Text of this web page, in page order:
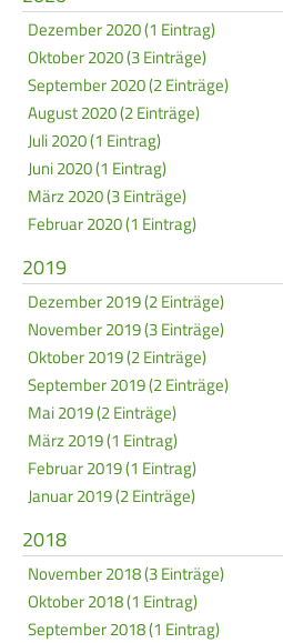
Dezember 2020 (1 Eintrag)
Oktober 2020 (3 Einträge)
September 2020 (2 Einträge)
August 2020 (2 Einträge)
Juli 2020 (1 Eintrag)
Juni 2020 (1 Eintrag)
März 2020 (3 Einträge)
Februar 2020 (1 Eintrag)
2019
Dezember 2019 (2 Einträge)
November 2019 (3 Einträge)
Oktober 2019 (2 Einträge)
September 2019 (2 Einträge)
Mai 2019 (2 Einträge)
März 2019 (1 Eintrag)
Februar 2019 (1 Eintrag)
Januar 2019 (2 Einträge)
2018
November 2018 (3 Einträge)
Oktober 2018 (1 Eintrag)
September 2018 (1 Eintrag)